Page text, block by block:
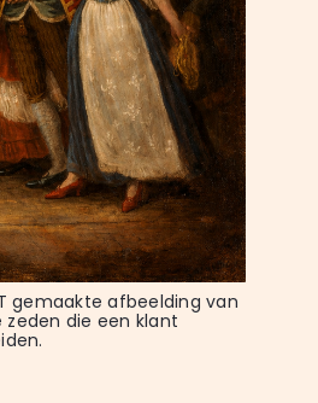
gemaakte afbeelding van
die een klant